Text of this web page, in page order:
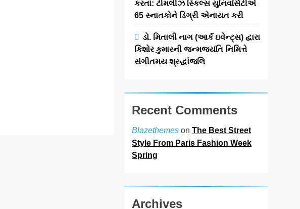
મહાત્મા મંદિર ખાતે
આયોજિત CII
કેમિકલ્સ એન્ડ
કરતાં: ટીમલીઝ સ્કિલ્સ યુનિવર્સિટીએ
65 સ્નાતકોને ડિગ્રી એનાયત કરી
ડો. મિતાલી નાગ (આર્ક ઇવેન્ટ્સ) દ્વારા
કિશોર કુમારની જન્મજયંતિ નિમિત્તે
સંગીતમય શ્રદ્ધાંજલિ
Recent Comments
Blazethemes on The Best Street
Style From Paris Fashion Week
Spring
Archives